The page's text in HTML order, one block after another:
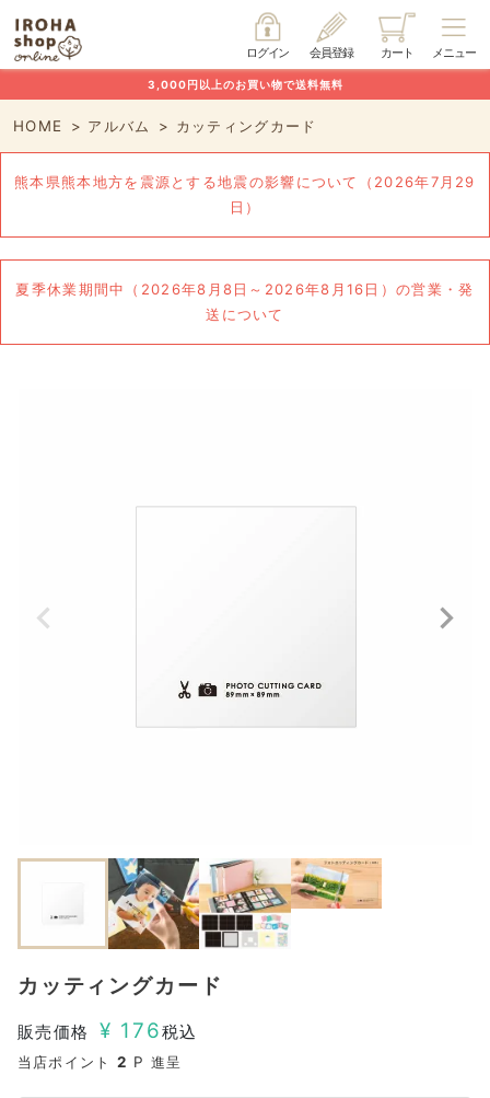
メニュー
カート
会員登録
ログイン
3,000円以上のお買い物で送料無料
HOME アルバム カッティングカード
熊本県熊本地方を震源とする地震の影響について（2026年7月29
日）
夏季休業期間中（2026年8月8日～2026年8月16日）の営業・発
送について
カッティングカード
販売価格 ¥ 176税込
当店ポイント 2 P 進呈